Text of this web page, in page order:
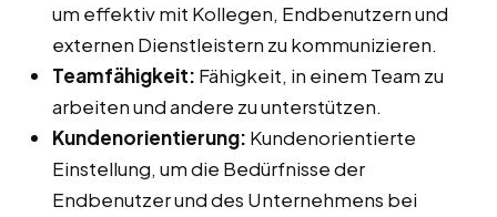
um effektiv mit Kollegen, Endbenutzern und
externen Dienstleistern zu kommunizieren.
Teamfähigkeit: Fähigkeit, in einem Team zu
arbeiten und andere zu unterstützen.
Kundenorientierung: Kundenorientierte
Einstellung, um die Bedürfnisse der
Endbenutzer und des Unternehmens bei